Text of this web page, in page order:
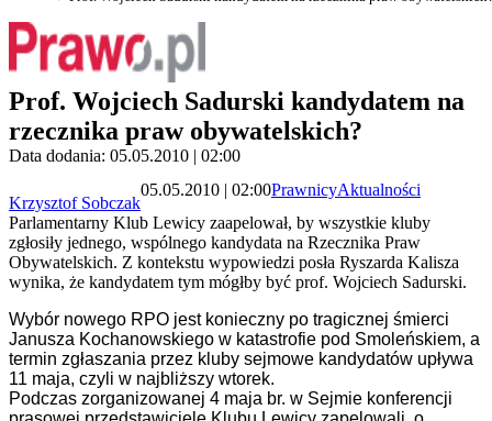
Prof. Wojciech Sadurski kandydatem na
rzecznika praw obywatelskich?
Data dodania: 05.05.2010 | 02:00
Krzysztof Sobczak
05.05.2010 | 02:00PrawnicyAktualności
Parlamentarny Klub Lewicy zaapelował, by wszystkie kluby
zgłosiły jednego, wspólnego kandydata na Rzecznika Praw
Obywatelskich. Z kontekstu wypowiedzi posła Ryszarda Kalisza
wynika, że kandydatem tym mógłby być prof. Wojciech Sadurski.
Wybór nowego RPO jest konieczny po tragicznej śmierci
Janusza Kochanowskiego w katastrofie pod Smoleńskiem, a
termin zgłaszania przez kluby sejmowe kandydatów upływa
11 maja, czyli w najbliższy wtorek.
Podczas zorganizowanej 4 maja br. w Sejmie konferencji